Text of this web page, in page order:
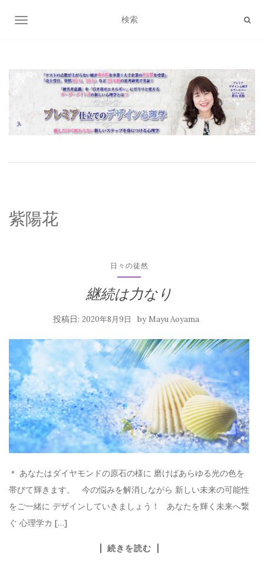
ナビゲーション切り替え
紫陽花
日々の徒然
継続は力なり
投稿日: 2020年8月9日 by Mayu Aoyama
＊ あなたはダイヤモンドの原石の様に 磨けばあらゆる光の色を
帯びて輝きます。 今の悩みを解消しながら 新しい未来の可能性
をご一緒に デザインしていきましょう！ あなたを輝く未来へ繋
ぐ 心理学カ […]
続きを読む